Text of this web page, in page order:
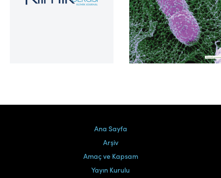
Cilt 39, Sayı 2
Ana Sayfa
Arşiv
Amaç ve Kapsam
Yayın Kurulu